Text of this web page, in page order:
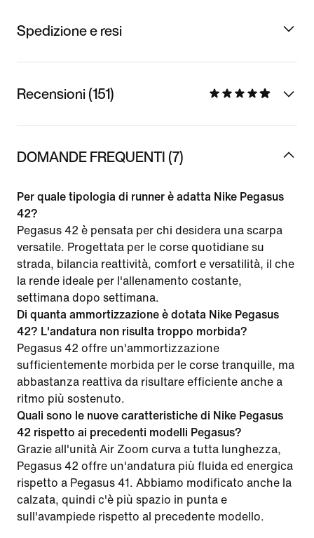
Spedizione e resi
Recensioni (151)
DOMANDE FREQUENTI (7)
Per quale tipologia di runner è adatta Nike Pegasus
42?
Pegasus 42 è pensata per chi desidera una scarpa
versatile. Progettata per le corse quotidiane su
strada, bilancia reattività, comfort e versatilità, il che
la rende ideale per l'allenamento costante,
settimana dopo settimana.
Di quanta ammortizzazione è dotata Nike Pegasus
42? L'andatura non risulta troppo morbida?
Pegasus 42 offre un'ammortizzazione
sufficientemente morbida per le corse tranquille, ma
abbastanza reattiva da risultare efficiente anche a
ritmo più sostenuto.
Quali sono le nuove caratteristiche di Nike Pegasus
42 rispetto ai precedenti modelli Pegasus?
Grazie all'unità Air Zoom curva a tutta lunghezza,
Pegasus 42 offre un'andatura più fluida ed energica
rispetto a Pegasus 41. Abbiamo modificato anche la
calzata, quindi c'è più spazio in punta e
sull'avampiede rispetto al precedente modello.